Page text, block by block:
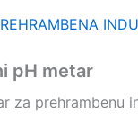
pH metar
za prehrambenu